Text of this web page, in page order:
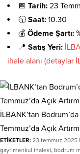
📅 Tarih: 23
🕥 Saat: 10.30
💰 Ödeme Şartı:
📍 Satış Yeri:
ihale alanı (detaylar
İLBANK’tan
Temmuz’da Açık
ETİKETLER: 23 temmuz 2025
gayrimenkul ihalesi, bodrum